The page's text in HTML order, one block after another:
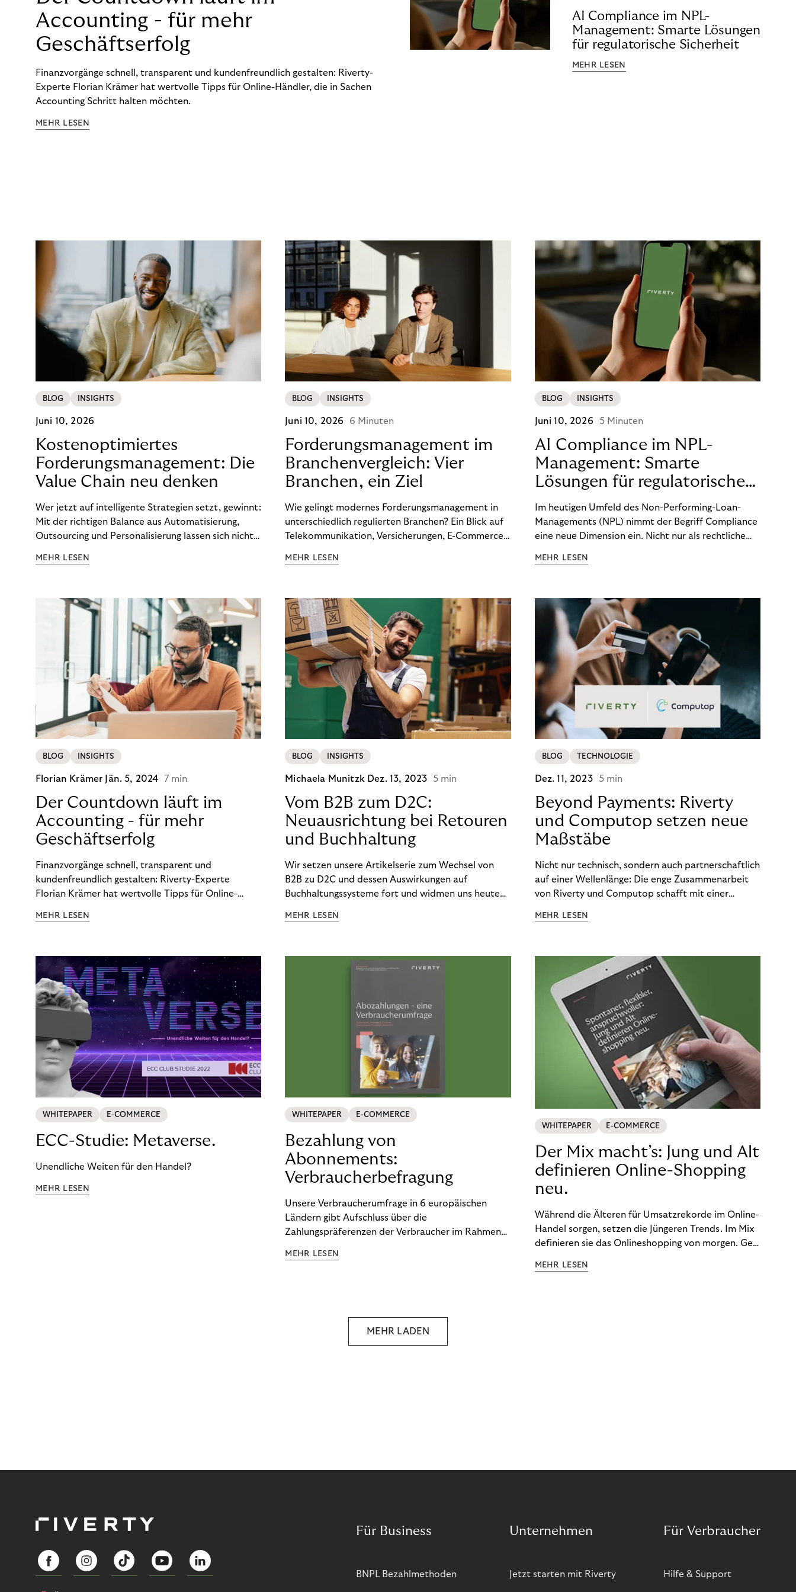
Accounting - für mehr
Geschäftserfolg
Finanzvorgänge schnell, transparent und kundenfreundlich gestalten: Riverty-
Experte Florian Krämer hat wertvolle Tipps für Online-Händler, die in Sachen
Accounting Schritt halten möchten.
MEHR LESEN
AI Compliance im NPL-
Management: Smarte Lösungen
für regulatorische Sicherheit
MEHR LESEN
BLOG INSIGHTS
Juni 10, 2026
Kostenoptimiertes
Forderungsmanagement: Die
Value Chain neu denken
Wer jetzt auf intelligente Strategien setzt, gewinnt:
Mit der richtigen Balance aus Automatisierung,
Outsourcing und Personalisierung lassen sich nicht
Ergebnisse sichern. Riverty zeigt, wie Recovery-
MEHR LESEN
BLOG INSIGHTS
Juni 10, 2026 6 Minuten
Forderungsmanagement im
Branchenvergleich: Vier
Branchen, ein Ziel
Wie gelingt modernes Forderungsmanagement in
unterschiedlich regulierten Branchen? Ein Blick auf
Telekommunikation, Versicherungen, E-Commerce
wirksam reduzieren will, braucht keine
MEHR LESEN
BLOG INSIGHTS
Juni 10, 2026 5 Minuten
AI Compliance im NPL-
Management: Smarte
Lösungen für regulatorische
Sicherheit
Im heutigen Umfeld des Non-Performing-Loan-
Managements (NPL) nimmt der Begriff Compliance
eine neue Dimension ein. Nicht nur als rechtliche
Wettbewerbsvorteil. In einem Umfeld steigender
(DSGVO) – geraten viele Unternehmen an die
Grenzen traditioneller Compliance-Mechanismen.
MEHR LESEN
BLOG INSIGHTS
Florian Krämer Jän. 5, 2024 7 min
Der Countdown läuft im
Accounting - für mehr
Geschäftserfolg
Finanzvorgänge schnell, transparent und
kundenfreundlich gestalten: Riverty-Experte
Florian Krämer hat wertvolle Tipps für Online-
möchten.
MEHR LESEN
BLOG INSIGHTS
Michaela Munitzk Dez. 13, 2023 5 min
Vom B2B zum D2C:
Neuausrichtung bei Retouren
und Buchhaltung
Wir setzen unsere Artikelserie zum Wechsel von
B2B zu D2C und dessen Auswirkungen auf
Buchhaltungssysteme fort und widmen uns heute
im D2C-Bereich.
MEHR LESEN
BLOG TECHNOLOGIE
Dez. 11, 2023 5 min
Beyond Payments: Riverty
und Computop setzen neue
Maßstäbe
Nicht nur technisch, sondern auch partnerschaftlich
auf einer Wellenlänge: Die enge Zusammenarbeit
von Riverty und Computop schafft mit einer
Zahlungsabwicklung echte Mehrwerte für Händler.
MEHR LESEN
WHITEPAPER E-COMMERCE
ECC-Studie: Metaverse.
Unendliche Weiten für den Handel?
MEHR LESEN
WHITEPAPER E-COMMERCE
Bezahlung von
Abonnements:
Verbraucherbefragung
Unsere Verbraucherumfrage in 6 europäischen
Ländern gibt Aufschluss über die
Zahlungspräferenzen der Verbraucher im Rahmen
Ergebnisse, um zu erfahren, wie Sie
MEHR LESEN
WHITEPAPER E-COMMERCE
Der Mix macht’s: Jung und Alt
definieren Online-Shopping
neu.
Während die Älteren für Umsatzrekorde im Online-
Handel sorgen, setzen die Jüngeren Trends. Im Mix
definieren sie das Onlineshopping von morgen. Gen
gemeinsame Leidenschaft - allerdings
MEHR LESEN
MEHR LADEN
Für Business
BNPL Bezahlmethoden
Unternehmen
Jetzt starten mit Riverty
Für Verbraucher
Hilfe & Support